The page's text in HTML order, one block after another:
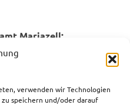
verwenden wir Technologien
speichern und/oder darauf
Mariazell:
bis 12:00 Uhr
12:00 bis 16:00 Uhr